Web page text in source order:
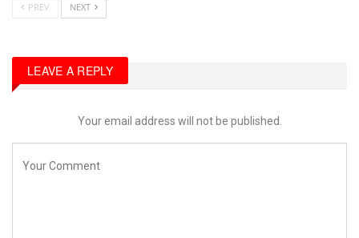
PREV NEXT
LEAVE A REPLY
Your email address will not be published.